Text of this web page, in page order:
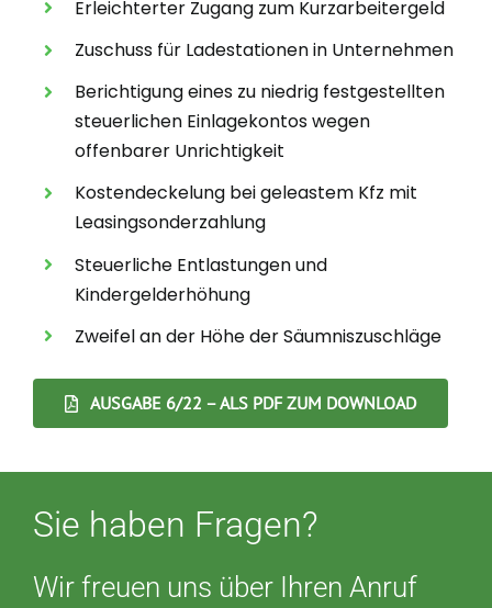
Erleichterter Zugang zum Kurzarbeitergeld
Zuschuss für Ladestationen in Unternehmen
Berichtigung eines zu niedrig festgestellten
steuerlichen Einlagekontos wegen
offenbarer Unrichtigkeit
Kostendeckelung bei geleastem Kfz mit
Leasingsonderzahlung
Steuerliche Entlastungen und
Kindergelderhöhung
Zweifel an der Höhe der Säumniszuschläge
AUSGABE 6/22 – ALS PDF ZUM DOWNLOAD
Sie haben Fragen?
Wir freuen uns über Ihren Anruf